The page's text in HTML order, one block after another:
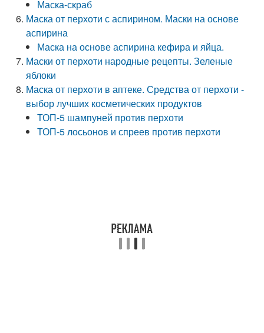
Маска-скраб
Маска от перхоти с аспирином. Маски на основе
аспирина
Маска на основе аспирина кефира и яйца.
Маски от перхоти народные рецепты. Зеленые
яблоки
Маска от перхоти в аптеке. Средства от перхоти -
выбор лучших косметических продуктов
ТОП-5 шампуней против перхоти
ТОП-5 лосьонов и спреев против перхоти